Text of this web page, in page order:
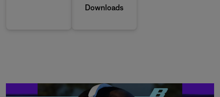
Downloads